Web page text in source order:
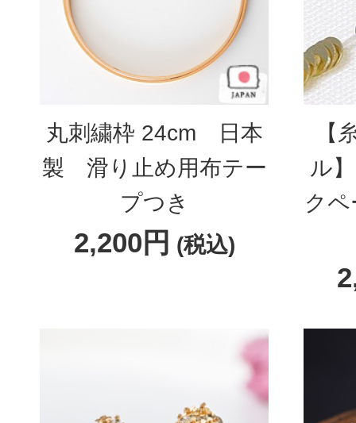
丸刺繍枠 24cm 日本
製 滑り止め用布テー
プつき
2,200円 (税込)
【
ル
ク